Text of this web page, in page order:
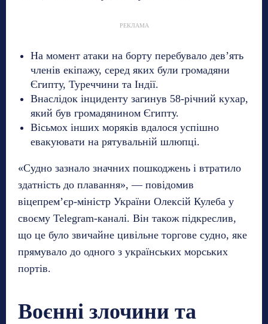
РЕКЛАМА
На момент атаки на борту перебувало дев’ять
членів екіпажу, серед яких були громадяни
Єгипту, Туреччини та Індії.
Внаслідок інциденту загинув 58-річний кухар,
який був громадянином Єгипту.
Вісьмох інших моряків вдалося успішно
евакуювати на рятувальній шлюпці.
«Судно зазнало значних пошкоджень і втратило
здатність до плавання», — повідомив
віцепрем’єр-міністр України Олексій Кулеба у
своєму Telegram-каналі. Він також підкреслив,
що це було звичайне цивільне торгове судно, яке
прямувало до одного з українських морських
портів.
Воєнні злочини та